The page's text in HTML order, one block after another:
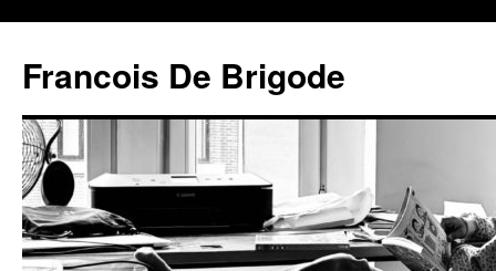
Francois De Brigode